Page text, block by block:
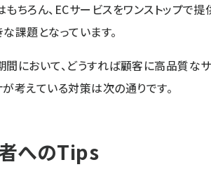
ちろん、ECサービスをワンストップで
課題となっています。
間において、どうすれば顧客に高品質な
考えている対策は次の通りです。
へのTips